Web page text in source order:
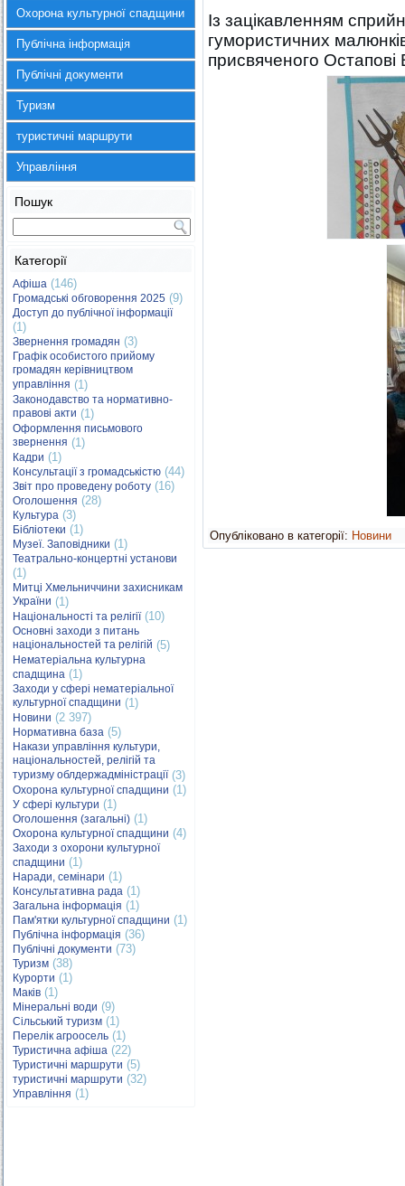
Охорона культурної спадщини
Публічна інформація
Публічні документи
Туризм
туристичні маршрути
Управління
Пошук
Категорії
Афіша (146)
Громадські обговорення 2025 (9)
Доступ до публічної інформації
(1)
Звернення громадян (3)
Графік особистого прийому
громадян керівництвом
управління (1)
Законодавство та нормативно-
правові акти (1)
Оформлення письмового
звернення (1)
Кадри (1)
Консультації з громадськістю (44)
Звіт про проведену роботу (16)
Оголошення (28)
Культура (3)
Бібліотеки (1)
Музеї. Заповідники (1)
Театрально-концертні установи
(1)
Митці Хмельниччини захисникам
України (1)
Національності та релігії(10)
Основні заходи з питань
національностей та релігій (5)
Нематеріальна культурна
спадщина (1)
Заходи у сфері нематеріальної
культурної спадщини (1)
Новини (2 397)
Нормативна база (5)
Накази управління культури,
національностей, релігій та
туризму облдержадміністрації(3)
Охорона культурної спадщини (1)
У сфері культури (1)
Оголошення (загальні) (1)
Охорона культурної спадщини (4)
Заходи з охорони культурної
спадщини (1)
Наради, семінари (1)
Консультативна рада (1)
Загальна інформація (1)
Пам'ятки культурної спадщини (1)
Публічна інформація (36)
Публічні документи (73)
Туризм (38)
Курорти (1)
Маків (1)
Мінеральні води (9)
Сільський туризм (1)
Перелік агроосель (1)
Туристична афіша (22)
Туристичні маршрути (5)
туристичні маршрути (32)
Управління (1)
Із зацікавленням
гумористичних
присвяченого Остапові
Опубліковано в категорії: Новини